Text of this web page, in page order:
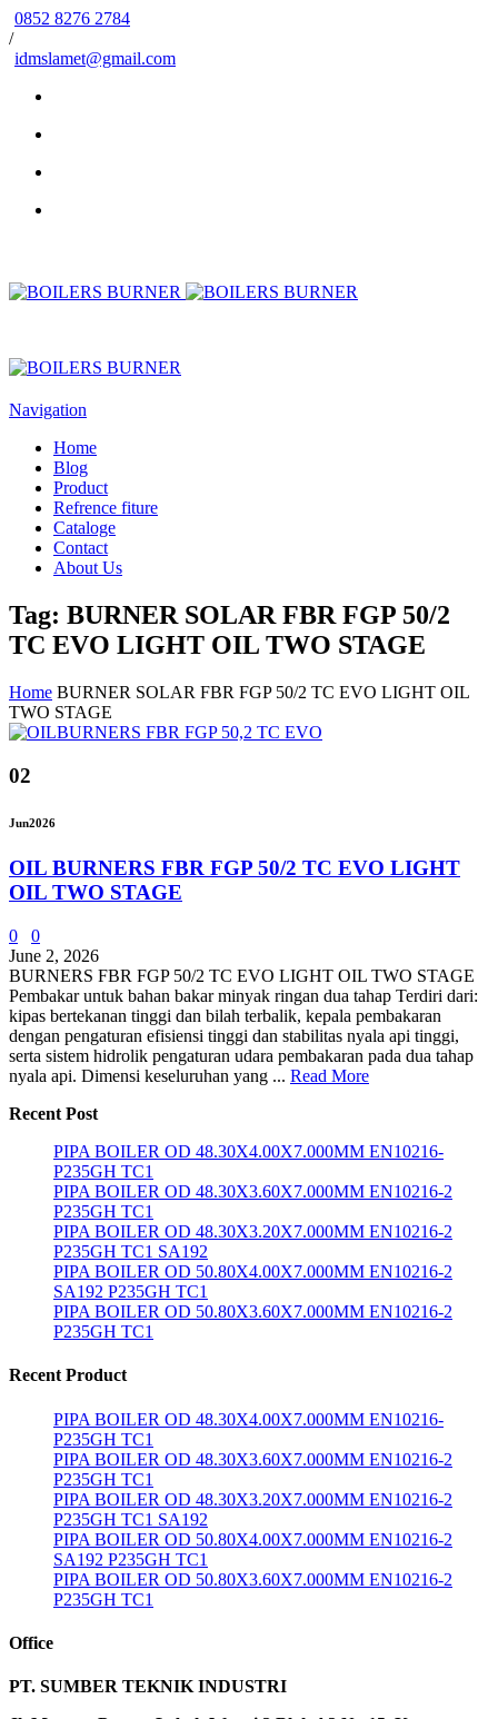
0852 8276 2784
/
idmslamet@gmail.com
Navigation
Home
Blog
Product
Refrence fiture
Cataloge
Contact
About Us
Tag: BURNER SOLAR FBR FGP 50/2
TC EVO LIGHT OIL TWO STAGE
Home BURNER SOLAR FBR FGP 50/2 TC EVO LIGHT OIL
TWO STAGE
02
Jun2026
OIL BURNERS FBR FGP 50/2 TC EVO LIGHT
OIL TWO STAGE
0
0
June 2, 2026
BURNERS FBR FGP 50/2 TC EVO LIGHT OIL TWO STAGE
Pembakar untuk bahan bakar minyak ringan dua tahap Terdiri dari:
kipas bertekanan tinggi dan bilah terbalik, kepala pembakaran
dengan pengaturan efisiensi tinggi dan stabilitas nyala api tinggi,
serta sistem hidrolik pengaturan udara pembakaran pada dua tahap
nyala api. Dimensi keseluruhan yang ... Read More
Recent Post
PIPA BOILER OD 48.30X4.00X7.000MM EN10216-
P235GH TC1
PIPA BOILER OD 48.30X3.60X7.000MM EN10216-2
P235GH TC1
PIPA BOILER OD 48.30X3.20X7.000MM EN10216-2
P235GH TC1 SA192
PIPA BOILER OD 50.80X4.00X7.000MM EN10216-2
SA192 P235GH TC1
PIPA BOILER OD 50.80X3.60X7.000MM EN10216-2
P235GH TC1
Recent Product
PIPA BOILER OD 48.30X4.00X7.000MM EN10216-
P235GH TC1
PIPA BOILER OD 48.30X3.60X7.000MM EN10216-2
P235GH TC1
PIPA BOILER OD 48.30X3.20X7.000MM EN10216-2
P235GH TC1 SA192
PIPA BOILER OD 50.80X4.00X7.000MM EN10216-2
SA192 P235GH TC1
PIPA BOILER OD 50.80X3.60X7.000MM EN10216-2
P235GH TC1
Office
PT. SUMBER TEKNIK INDUSTRI